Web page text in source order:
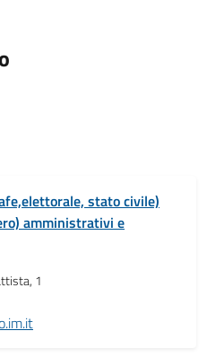
stato civile)
amministrativi e
1